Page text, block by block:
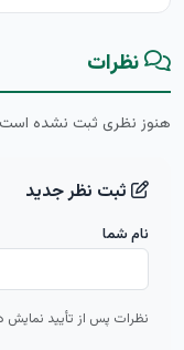
نظرات
هنوز نظری ثبت نشده است.
ثبت نظر جدید
نام شما
نظرات پس از تأیید نمایش